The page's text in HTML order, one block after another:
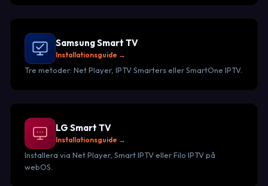
Samsung Smart TV
Installationsguide →
Tre metoder: Net Player, IPTV Smarters eller SmartOne IPTV.
LG Smart TV
Installationsguide →
Installera via Net Player, Smart IPTV eller Filo IPTV på
webOS.